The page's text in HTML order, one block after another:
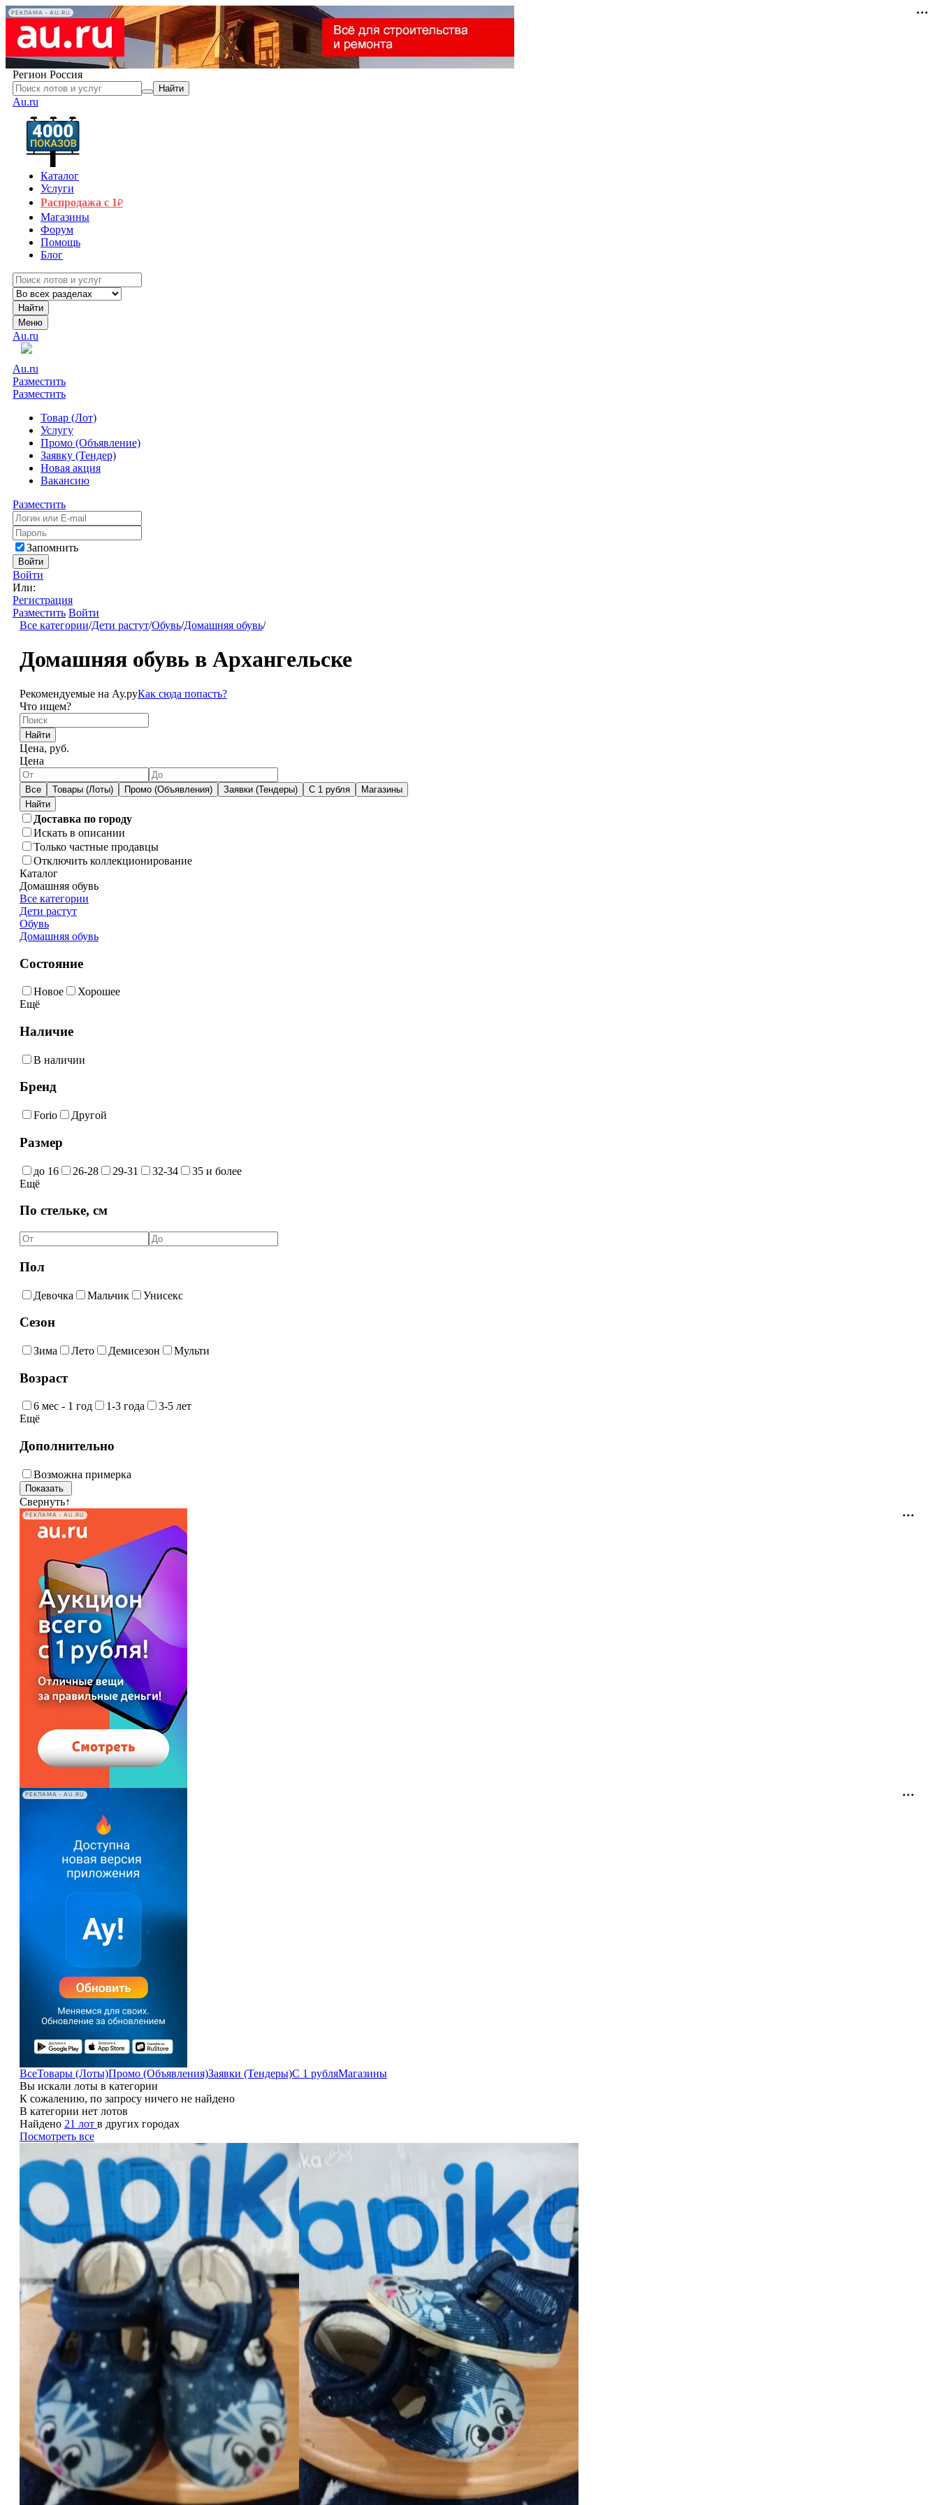
РЕКЛАМА • AU.RU
Регион Россия
Найти
Au.ru
Каталог
Услуги
Распродажа с 1₽
Магазины
Форум
Помощь
Блог
Найти
Меню
Au.ru
Au.ru
Разместить
Разместить
Товар (Лот)
Услугу
Промо (Объявление)
Заявку (Тендер)
Новая акция
Вакансию
Разместить
Запомнить
Войти
Войти
Или:
Регистрация
Разместить Войти
Все категории/Дети растут/Обувь/Домашняя обувь/
Домашняя обувь в Архангельске
Рекомендуемые на Ау.руКак сюда попасть?
Что ищем?
Найти
Цена, руб.
Цена
Все Товары (Лоты) Промо (Объявления) Заявки (Тендеры) С 1 рубля Магазины
Доставка по городу
Искать в описании
Только частные продавцы
Отключить коллекционирование
Каталог
Домашняя обувь
Все категории
Дети растут
Обувь
Домашняя обувь
Состояние
Новое
Хорошее
Ещё
Наличие
В наличии
Бренд
Forio Другой
Размер
до 16 26-28 29-31 32-34
35 и более
Ещё
По стельке, см
Пол
Девочка Мальчик Унисекс
Сезон
Зима Лето Демисезон Мульти
Возраст
6 мес - 1 год 1-3 года
3-5 лет
Ещё
Дополнительно
Возможна примерка
Свернуть↑
РЕКЛАМА • AU.RU
РЕКЛАМА • AU.RU
ВсеТовары (Лоты)Промо (Объявления)Заявки (Тендеры)С 1 рубляМагазины
Вы искали лоты в категории
К сожалению, по запросу ничего не найдено
В категории нет лотов
Найдено 21 лот в других городах
Посмотреть все